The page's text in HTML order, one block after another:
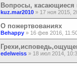
Вопросы, касающиеся
kuz.mar2010 » 17 ноя 2015,
О пожертвованиях
Behappy » 16 фев 2016,
edelweiss » 18 июл 2014,